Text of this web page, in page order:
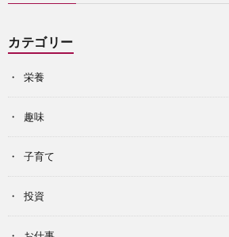
カテゴリー
栄養
趣味
子育て
投資